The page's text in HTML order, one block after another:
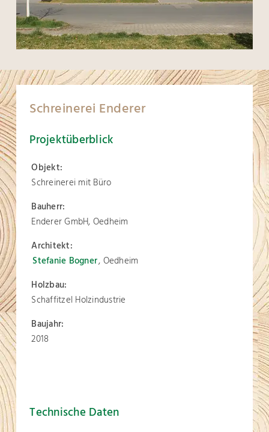
Schreinerei Enderer
Projektüberblick
Objekt:
Schreinerei mit Büro
Bauherr:
Enderer GmbH, Oedheim
Architekt:
Stefanie Bogner, Oedheim
Holzbau:
Schaffitzel Holzindustrie
Baujahr:
2018
Technische Daten